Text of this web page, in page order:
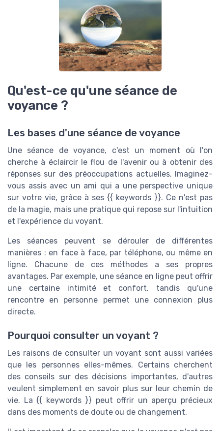
Qu'est-ce qu'une séance de
voyance ?
Les bases d'une séance de voyance
Une séance de voyance, c'est un moment où l'on
cherche à éclaircir le flou de l'avenir ou à obtenir des
réponses sur des préoccupations actuelles. Imaginez-
vous assis avec un ami qui a une perspective unique
sur votre vie, grâce à ses {{ keywords }}. Ce n'est pas
de la magie, mais une pratique qui repose sur l'intuition
et l'expérience du voyant.
Les séances peuvent se dérouler de différentes
manières : en face à face, par téléphone, ou même en
ligne. Chacune de ces méthodes a ses propres
avantages. Par exemple, une séance en ligne peut offrir
une certaine intimité et confort, tandis qu'une
rencontre en personne permet une connexion plus
directe.
Pourquoi consulter un voyant ?
Les raisons de consulter un voyant sont aussi variées
que les personnes elles-mêmes. Certains cherchent
des conseils sur des décisions importantes, d'autres
veulent simplement en savoir plus sur leur chemin de
vie. La {{ keywords }} peut offrir un aperçu précieux
dans des moments de doute ou de changement.